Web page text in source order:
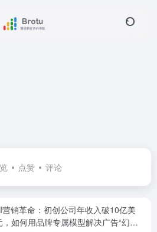
点赞 评论
营销革命：初创公司年收入破10亿美
，如何用品牌专属模型解决广告“幻觉”